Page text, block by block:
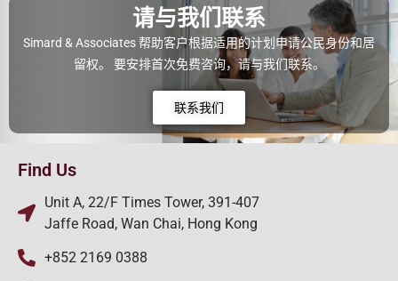
请与我们联系
Simard & Associates 帮助客户根据适用的计划申请公民身份和居
留权。 要安排首次免费咨询，请与我们联系。
联系我们
Find Us
Unit A, 22/F Times Tower, 391-407
Jaffe Road, Wan Chai, Hong Kong
+852 2169 0388